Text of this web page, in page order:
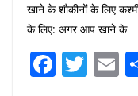
खाने के शौकीनों के लिए
के लिए: अगर आप खाने के
F T E